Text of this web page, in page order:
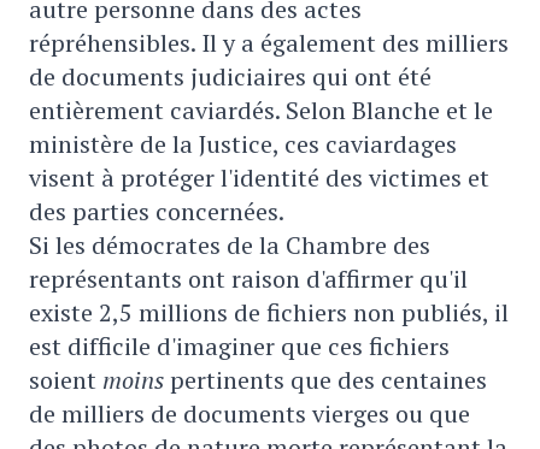
autre personne dans des actes
répréhensibles. Il y a également des milliers
de documents judiciaires qui ont été
entièrement caviardés. Selon Blanche et le
ministère de la Justice, ces caviardages
visent à protéger l'identité des victimes et
des parties concernées.
Si les démocrates de la Chambre des
représentants ont raison d'affirmer qu'il
existe 2,5 millions de fichiers non publiés, il
est difficile d'imaginer que ces fichiers
soient moinspertinents que des centaines
de milliers de documents vierges ou que